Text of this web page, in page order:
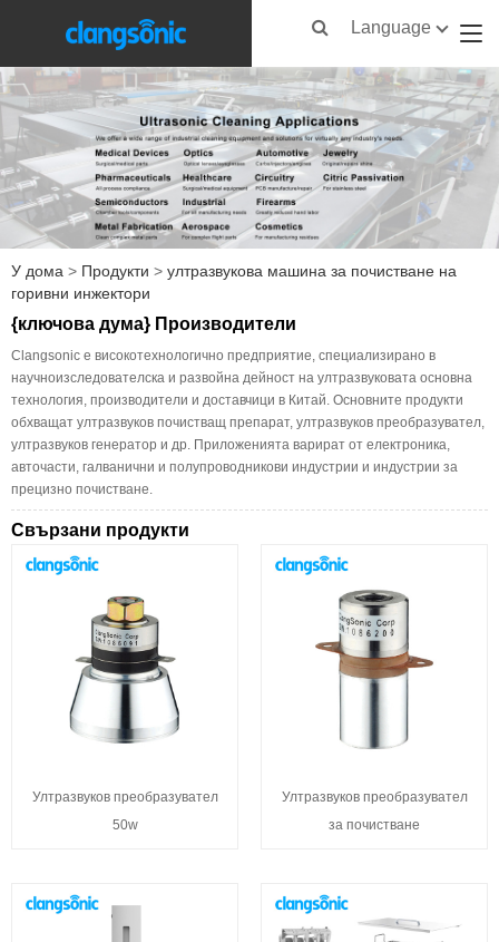
Language
У дома > Продукти > ултразвукова машина за почистване на
горивни инжектори
{ключова дума} Производители
Clangsonic е високотехнологично предприятие, специализирано в
научноизследователска и развойна дейност на ултразвуковата основна
технология, производители и доставчици в Китай. Основните продукти
обхващат ултразвуков почистващ препарат, ултразвуков преобразувател,
ултразвуков генератор и др. Приложенията варират от електроника,
авточасти, галванични и полупроводникови индустрии и индустрии за
прецизно почистване.
Свързани продукти
Ултразвуков преобразувател
50w
Ултразвуков преобразувател
за почистване